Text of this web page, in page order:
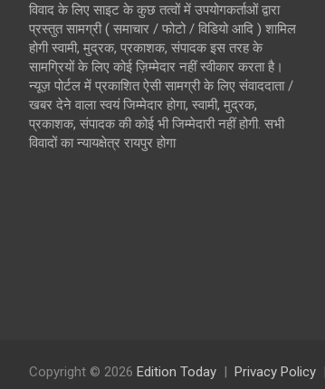
विवाद के लिए साइट के कुछ तत्वों में उपयोगकर्ताओं द्वारा
प्रस्तुत सामग्री ( समाचार / फोटो / विडियो आदि ) शामिल
होगी स्वामी, मुद्रक, प्रकाशक, संपादक इस तरह के
सामग्रियों के लिए कोई ज़िम्मेदार नहीं स्वीकार करता है।
न्यूज़ पोर्टल में प्रकाशित ऐसी सामग्री के लिए संवाददाता /
खबर देने वाला स्वयं जिम्मेदार होगा, स्वामी, मुद्रक,
प्रकाशक, संपादक की कोई भी जिम्मेदारी नहीं होगी. सभी
विवादों का न्यायक्षेत्र रायपुर होगा
Copyright © 2026 Edition Today Privacy Policy